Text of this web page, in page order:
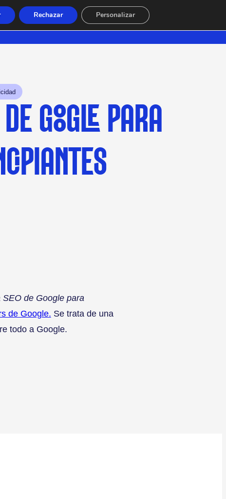
GOOGLE PARA
SEO de Google para
de Google. Se trata de una
todo a Google.
Rechazar Personalizar